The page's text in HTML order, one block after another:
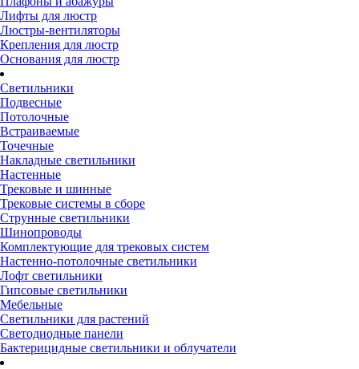
Лифты для люстр
Люстры-вентиляторы
Крепления для люстр
Основания для люстр
Светильники
Подвесные
Потолочные
Встраиваемые
Точечные
Накладные светильники
Настенные
Трековые и шинные
Трековые системы в сборе
Струнные светильники
Шинопроводы
Комплектующие для трековых систем
Настенно-потолочные светильники
Лофт светильники
Гипсовые светильники
Мебельные
Светильники для растений
Светодиодные панели
Бактерицидные светильники и облучатели